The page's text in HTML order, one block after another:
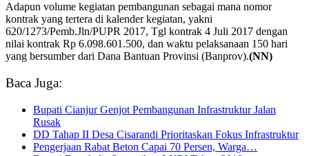
Adapun volume kegiatan pembangunan sebagai mana nomor
kontrak yang tertera di kalender kegiatan, yakni
620/1273/Pemb.Jln/PUPR 2017, Tgl kontrak 4 Juli 2017 dengan
nilai kontrak Rp 6.098.601.500, dan waktu pelaksanaan 150 hari
yang bersumber dari Dana Bantuan Provinsi (Banprov).(NN)
Baca Juga:
Bupati Cianjur Genjot Pembangunan Infrastruktur Jalan
Rusak
DD Tahap II Desa Cisarandi Prioritaskan Fokus Infrastruktur
Pengerjaan Rabat Beton Capai 70 Persen, Warga…